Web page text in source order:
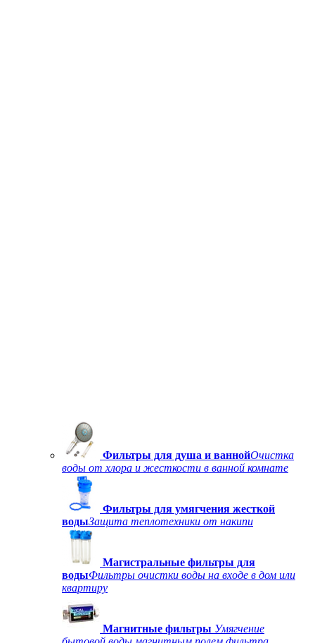
Фильтры для душа и ваннойОчистка
воды от хлора и жесткости в ванной комнате
Фильтры для умягчения жесткой
водыЗащита теплотехники от накипи
Магистральные фильтры для
водыФильтры очистки воды на входе в дом или
квартиру
Магнитные фильтры Умягчение